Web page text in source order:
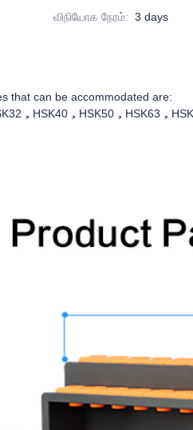
விநியோக நேரம்: 3 days
that can be accommodated are:
，HSK40，HSK50，HSK63，